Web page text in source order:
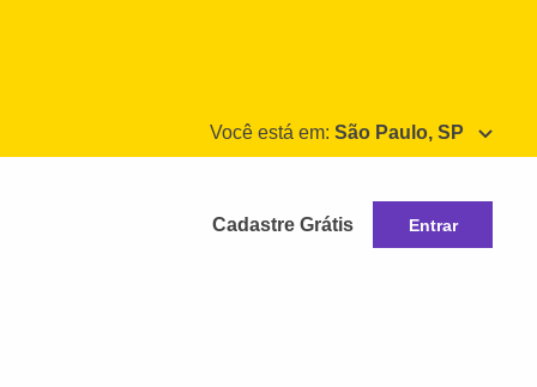
Você está em: São Paulo, SP
Cadastre Grátis Entrar